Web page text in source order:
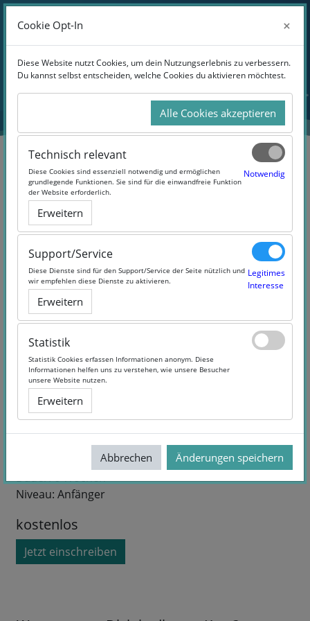
Zum Hauptinhalt
Website-Übersicht
Anmelden
Volksabstimmungen 1920 –
Folkeafstemningerne
(#1920MOOC)
NORDMUS
Danish, German
Dauer:6 Wochen
Niveau: Anfänger
kostenlos
Jetzt einschreiben
Cookie Opt-In ×
Diese Website nutzt Cookies, um dein Nutzungserlebnis zu verbessern.
Du kannst selbst entscheiden, welche Cookies du aktivieren möchtest.
Alle Cookies akzeptieren
Technisch relevant
Diese Cookies sind essenziell notwendig und ermöglichen
grundlegende Funktionen. Sie sind für die einwandfreie Funktion
der Website erforderlich.
Notwendig
Erweitern
Support/Service
Diese Dienste sind für den Support/Service der Seite nützlich und
wir empfehlen diese Dienste zu aktivieren.
Legitimes
Interesse
Erweitern
Statistik
Statistik Cookies erfassen Informationen anonym. Diese
Informationen helfen uns zu verstehen, wie unsere Besucher
unsere Website nutzen.
Erweitern
Abbrechen Änderungen speichern
Cookie Opt-In ×
Diese Website nutzt Cookies, um dein Nutzungserlebnis zu verbessern.
Du kannst selbst entscheiden, welche Cookies du aktivieren möchtest.
Alle Cookies akzeptieren
Technisch relevant
Diese Cookies sind essenziell notwendig und ermöglichen
grundlegende Funktionen. Sie sind für die einwandfreie Funktion
der Website erforderlich.
Notwendig
Erweitern
Support/Service
Diese Dienste sind für den Support/Service der Seite nützlich und
wir empfehlen diese Dienste zu aktivieren.
Legitimes
Interesse
Erweitern
Statistik
Statistik Cookies erfassen Informationen anonym. Diese
Informationen helfen uns zu verstehen, wie unsere Besucher
unsere Website nutzen.
Erweitern
Abbrechen Änderungen speichern